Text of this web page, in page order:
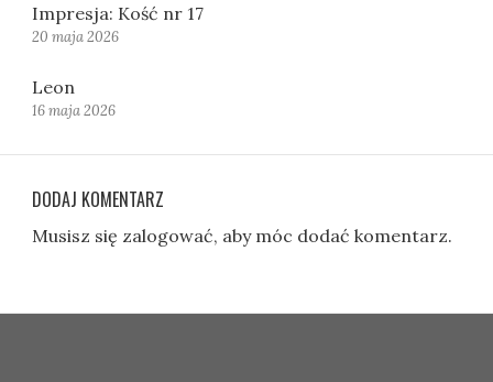
Impresja: Kość nr 17
20 maja 2026
Leon
16 maja 2026
DODAJ KOMENTARZ
Musisz się zalogować, aby móc dodać komentarz.